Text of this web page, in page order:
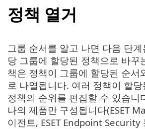
정책 열거
그룹 순서를 알고 나면 다음 단
당 그룹에 할당된 정책으로 바꾸
책은 정책이 그룹에 할당된 순서
로 나열됩니다. 여러 정책이 할
정책의 순위를 편집할 수 있습니
나의 제품만 구성됩니다(ESET
이전트, ESET Endpoint Security